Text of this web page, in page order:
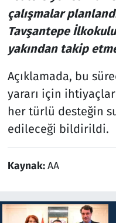
çalışmalar
Tavşantepe
yakından takip
Açıklamada, bu
yararı için
her türlü desteğin
edileceği bildirildi.
Kaynak:AA